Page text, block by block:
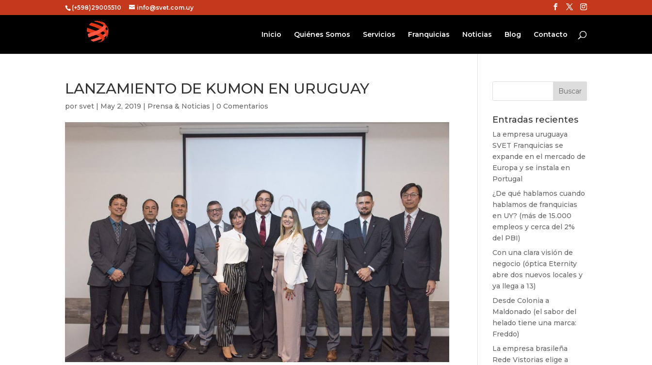
(+598)29005510 info@svet.com.uy
Inicio Quiénes Somos Servicios Franquicias Noticias Blog Contacto
LANZAMIENTO DE KUMON EN URUGUAY
porsvet | May 2, 2019 | Prensa & Noticias |0 Comentarios
Entradas recientes
La empresa uruguaya
SVET Franquicias se
expande en el mercado de
Europa y se instala en
Portugal
¿De qué hablamos cuando
hablamos de franquicias
en UY? (más de 15.000
empleos y cerca del 2%
del PBI)
Con una clara visión de
negocio (óptica Eternity
abre dos nuevos locales y
ya llega a 13)
Desde Colonia a
Maldonado (el sabor del
helado tiene una marca:
Freddo)
La empresa brasileña
Rede Vistorias elige a